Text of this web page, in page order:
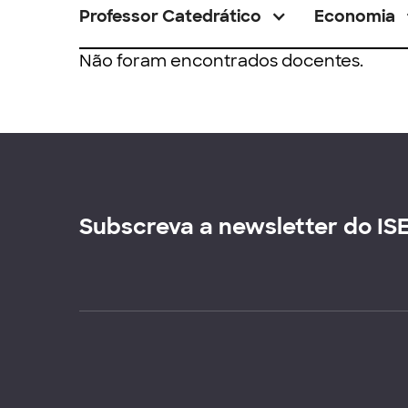
Professor Catedrático Economia
Não foram encontrados docentes.
Subscreva a newsletter do